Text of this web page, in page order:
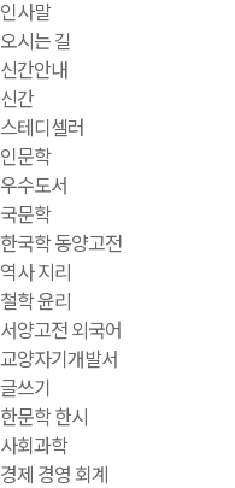
인사말
오시는 길
신간안내
신간
스테디셀러
인문학
우수도서
국문학
한국학 동양고전
역사 지리
철학 윤리
서양고전 외국어
교양자기개발서
글쓰기
한문학 한시
사회과학
경제 경영 회계